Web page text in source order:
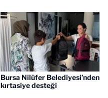
Bursa Nilüfer Belediyesi’nden
kırtasiye desteği